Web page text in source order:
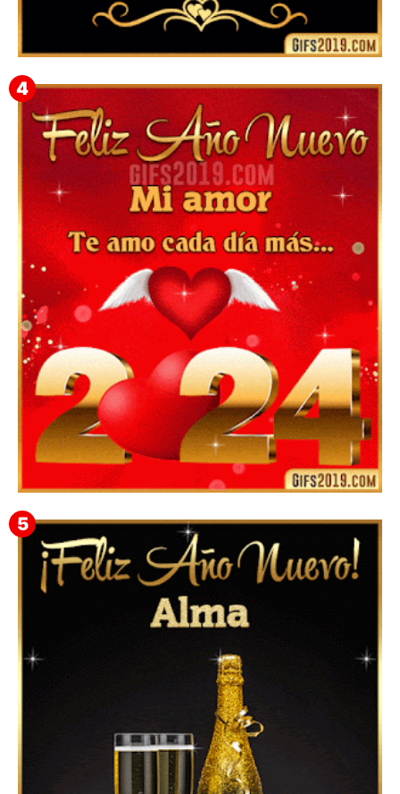
▷ Feliz año nuevo 2026 Familia 【❤️】Frases,
Mensajes y GiF
Feliz Año Nuevo 2024 Mi Amor ❤️ Mensajes, Frases y
GIFs